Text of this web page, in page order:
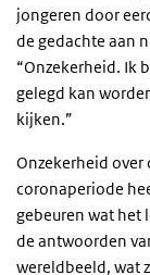
jongeren door
de gedachte aan
“Onzekerheid. Ik
gelegd kan
kijken.”
Onzekerheid
coronaperiode
gebeuren wat het
de antwoorden
wereldbeeld, wat